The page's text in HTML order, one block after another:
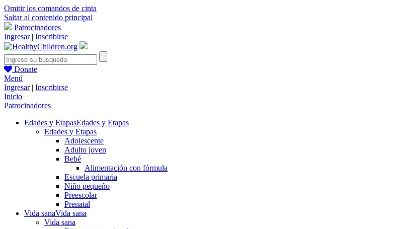
Omitir los comandos de cinta
Saltar al contenido principal
Patrocinadores
Ingresar| Inscribirse
Donate
Menú
Ingresar| Inscribirse
Inicio
Patrocinadores
Edades y EtapasEdades y Etapas
Edades y Etapas
Adolescente
Adulto joven
Bebé
Alimentación con fórmula
Escuela primaria
Niño pequeño
Preescolar
Prenatal
Vida sanaVida sana
Vida sana